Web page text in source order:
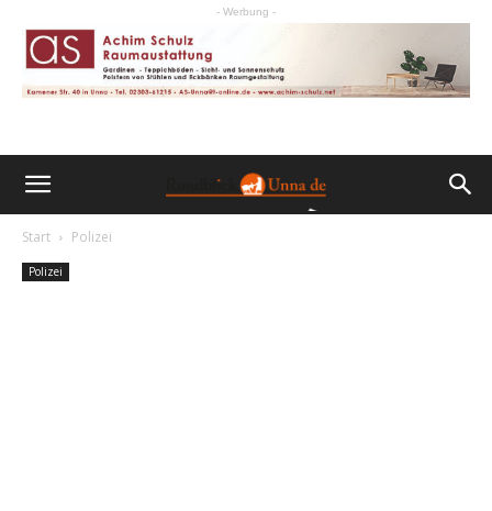
- Werbung -
Start Polizei
Polizei